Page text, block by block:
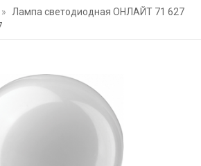
» Лампа светодиодная ОНЛАЙТ 71 627